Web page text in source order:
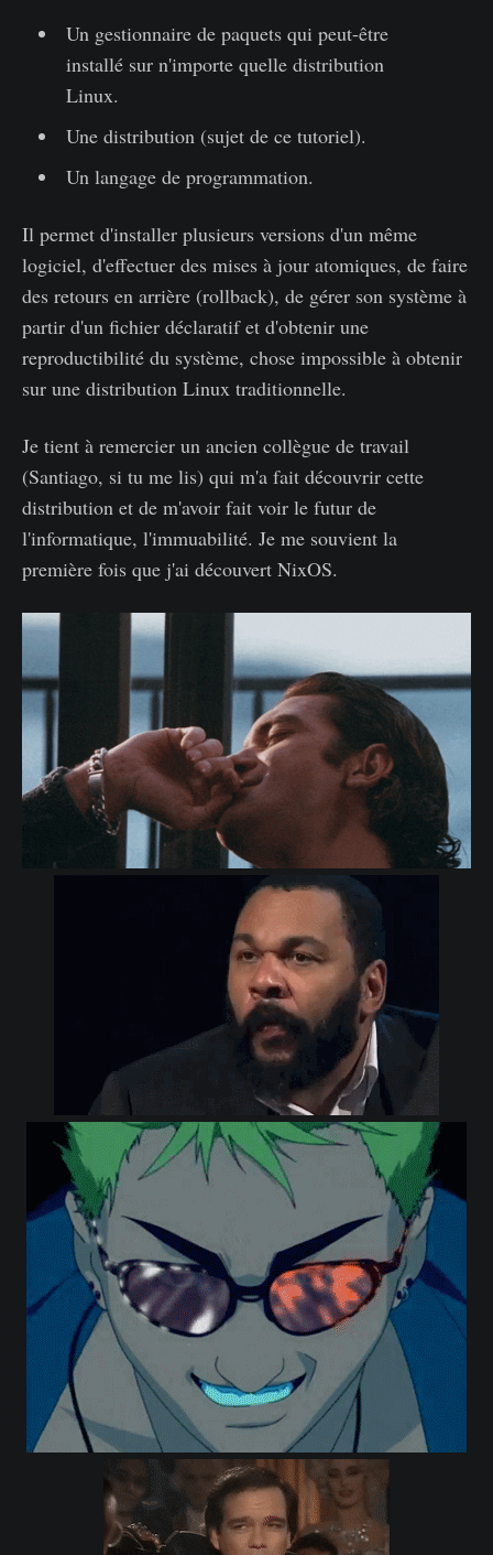
Un gestionnaire de paquets qui peut-être
installé sur n'importe quelle distribution
Linux.
Une distribution (sujet de ce tutoriel).
Un langage de programmation.
Il permet d'installer plusieurs versions d'un même
logiciel, d'effectuer des mises à jour atomiques, de faire
des retours en arrière (rollback), de gérer son système à
partir d'un fichier déclaratif et d'obtenir une
reproductibilité du système, chose impossible à obtenir
sur une distribution Linux traditionnelle.
Je tient à remercier un ancien collègue de travail
(Santiago, si tu me lis) qui m'a fait découvrir cette
distribution et de m'avoir fait voir le futur de
l'informatique, l'immuabilité. Je me souvient la
première fois que j'ai découvert NixOS.